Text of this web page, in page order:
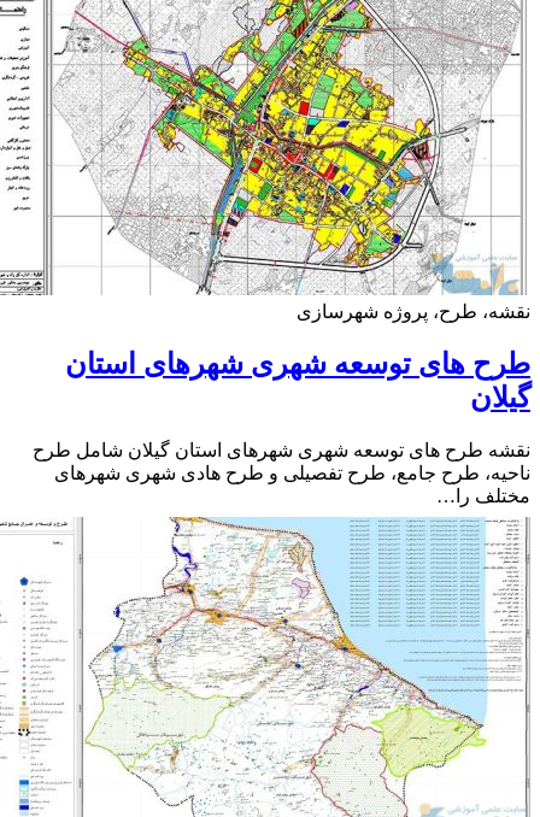
طرح، پروژه شهرسازی
های توسعه شهری شهرهای استان
طرح های توسعه شهری شهرهای استان گیلان شامل طرح
طرح جامع، طرح تفصیلی و طرح هادی شهری شهرهای
را…